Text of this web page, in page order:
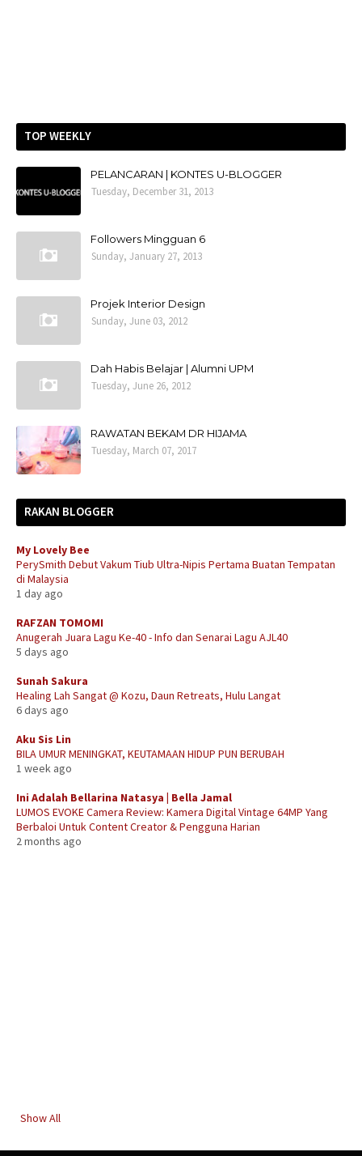
TOP WEEKLY
PELANCARAN | KONTES U-BLOGGER
Tuesday, December 31, 2013
Followers Mingguan 6
Sunday, January 27, 2013
Projek Interior Design
Sunday, June 03, 2012
Dah Habis Belajar | Alumni UPM
Tuesday, June 26, 2012
RAWATAN BEKAM DR HIJAMA
Tuesday, March 07, 2017
RAKAN BLOGGER
My Lovely Bee
PerySmith Debut Vakum Tiub Ultra-Nipis Pertama Buatan Tempatan
di Malaysia
1 day ago
RAFZAN TOMOMI
Anugerah Juara Lagu Ke-40 - Info dan Senarai Lagu AJL40
5 days ago
Sunah Sakura
Healing Lah Sangat @ Kozu, Daun Retreats, Hulu Langat
6 days ago
Aku Sis Lin
BILA UMUR MENINGKAT, KEUTAMAAN HIDUP PUN BERUBAH
1 week ago
Ini Adalah Bellarina Natasya | Bella Jamal
LUMOS EVOKE Camera Review: Kamera Digital Vintage 64MP Yang
Berbaloi Untuk Content Creator & Pengguna Harian
2 months ago
Show All